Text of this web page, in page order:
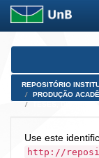
Skip
REPOSITÓRIO
PRODUÇÃO
Use este
http://